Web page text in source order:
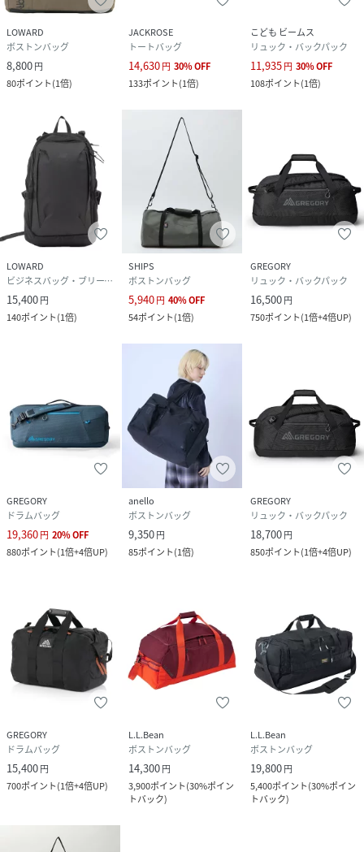
LOWARD
ボストンバッグ
8,800円
80ポイント(1倍)
JACKROSE
トートバッグ
14,630円 30%OFF
133ポイント(1倍)
こども ビームス
リュック・バックパック
11,935円 30%OFF
108ポイント(1倍)
LOWARD
ビジネスバッグ・ブリーフケース
15,400円
140ポイント(1倍)
SHIPS
ボストンバッグ
5,940円 40%OFF
54ポイント(1倍)
GREGORY
リュック・バックパック
16,500円
750ポイント(1倍+4倍UP)
GREGORY
ドラムバッグ
19,360円 20%OFF
880ポイント(1倍+4倍UP)
anello
ボストンバッグ
9,350円
85ポイント(1倍)
GREGORY
リュック・バックパック
18,700円
850ポイント(1倍+4倍UP)
GREGORY
ドラムバッグ
15,400円
700ポイント(1倍+4倍UP)
L.L.Bean
ボストンバッグ
14,300円
3,900ポイント(30%ポイン
トバック)
L.L.Bean
ボストンバッグ
19,800円
5,400ポイント(30%ポイン
トバック)